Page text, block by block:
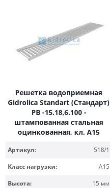
Решетка водоприемная
Gidrolica Standart (Стандарт)
РВ -15.18,6.100 -
штампованная стальная
оцинкованная, кл. А15
Артикул:
518/1
Класс нагрузки:
A15
Высота:
15 мм